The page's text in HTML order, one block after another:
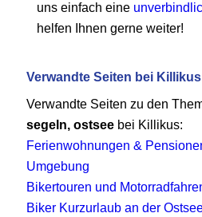
uns einfach eine
helfen Ihnen gerne weiter!
Verwandte Seiten bei
Verwandte Seiten zu den
segeln, ostsee bei Killikus:
Ferienwohnungen &
Umgebung
Bikertouren und
Biker Kurzurlaub an der